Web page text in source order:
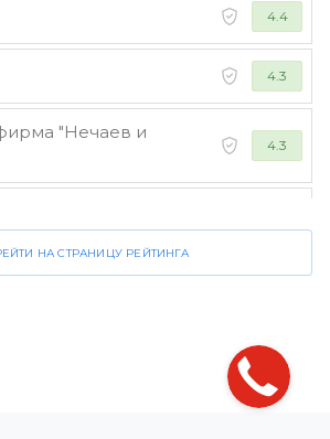
4.4
4.3
"Нечаев и
4.3
НА СТРАНИЦУ РЕЙТИНГА